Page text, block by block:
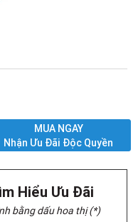
MUA NGAY
Nhận Ưu Đãi Độc Quyền
Hiểu Ưu Đãi
bằng dấu hoa thị (*)